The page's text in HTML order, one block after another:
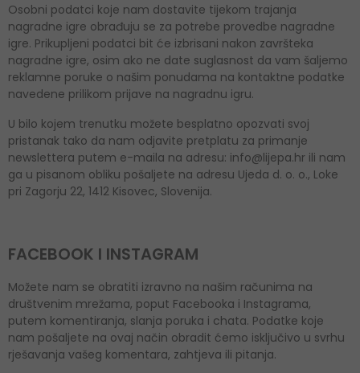
Osobni podatci koje nam dostavite tijekom trajanja
nagradne igre obrađuju se za potrebe provedbe nagradne
igre. Prikupljeni podatci bit će izbrisani nakon završteka
nagradne igre, osim ako ne date suglasnost da vam šaljemo
reklamne poruke o našim ponudama na kontaktne podatke
navedene prilikom prijave na nagradnu igru.
U bilo kojem trenutku možete besplatno opozvati svoj
pristanak tako da nam odjavite pretplatu za primanje
newslettera putem e-maila na adresu: info@lijepa.hr ili nam
ga u pisanom obliku pošaljete na adresu Ujeda d. o. o., Loke
pri Zagorju 22, 1412 Kisovec, Slovenija.
FACEBOOK I INSTAGRAM
Možete nam se obratiti izravno na našim računima na
društvenim mrežama, poput Facebooka i Instagrama,
putem komentiranja, slanja poruka i chata. Podatke koje
nam pošaljete na ovaj način obradit ćemo isključivo u svrhu
rješavanja vašeg komentara, zahtjeva ili pitanja.